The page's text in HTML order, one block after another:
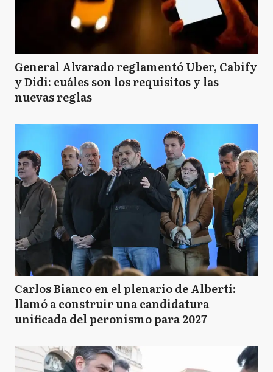
General Alvarado reglamentó Uber, Cabify
y Didi: cuáles son los requisitos y las
nuevas reglas
Carlos Bianco en el plenario de Alberti:
llamó a construir una candidatura
unificada del peronismo para 2027